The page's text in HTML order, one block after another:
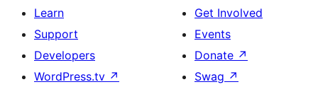
Learn
Support
Developers
WordPress.tv ↗
Get Involved
Events
Donate ↗
Swag ↗